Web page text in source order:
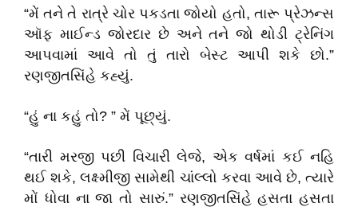
“મેં તને તે રાત્રે ચોર પકડતા જોયો હતો, તારૂ પ્રેઝન્સ
ઑફ માઈન્ડ જોરદાર છે અને તને જો થોડી ટ્રેનિંગ
આપવામાં આવે તો તું તારો બેસ્ટ આપી શકે છો.”
રણજીતસિંહે કહ્યું.
“હું ના કહું તો? ” મેં પૂછ્યું.
“તારી મરજી પછી વિચારી લેજે, એક વર્ષમાં કઈ નહિ
થઈ શકે, લક્ષ્મીજી સામેથી ચાંલ્લો કરવા આવે છે, ત્યારે
મોં ધોવા ના જા તો સારું.” રણજીતસિંહે હસતા હસતા